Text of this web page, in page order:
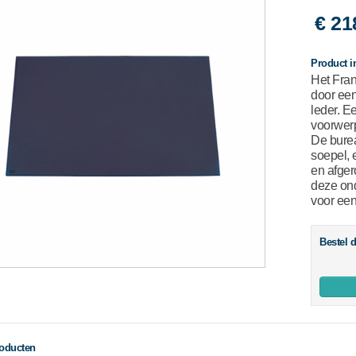
€
Product
Het
door
leder.
De
soepel,
en
deze
voor
Bestel